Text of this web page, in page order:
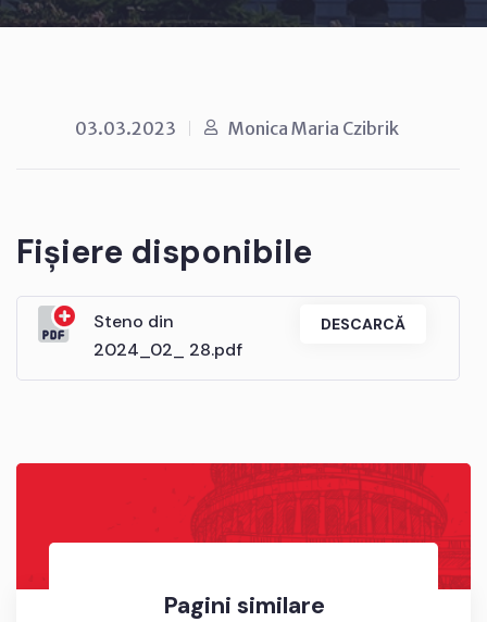
Pagini similare
03.03.2023 Monica Maria Czibrik
Fișiere disponibile
Steno din
2024_02_ 28.pdf
DESCARCĂ